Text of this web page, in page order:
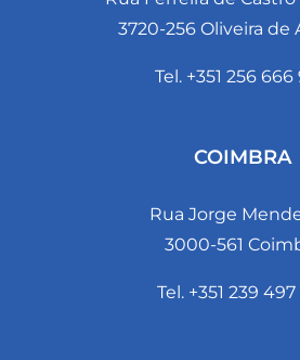
3720-256 Oliveira de
Tel. +351 256 666
COIMBRA
Rua Jorge
3000-561
Tel. +351 239 497